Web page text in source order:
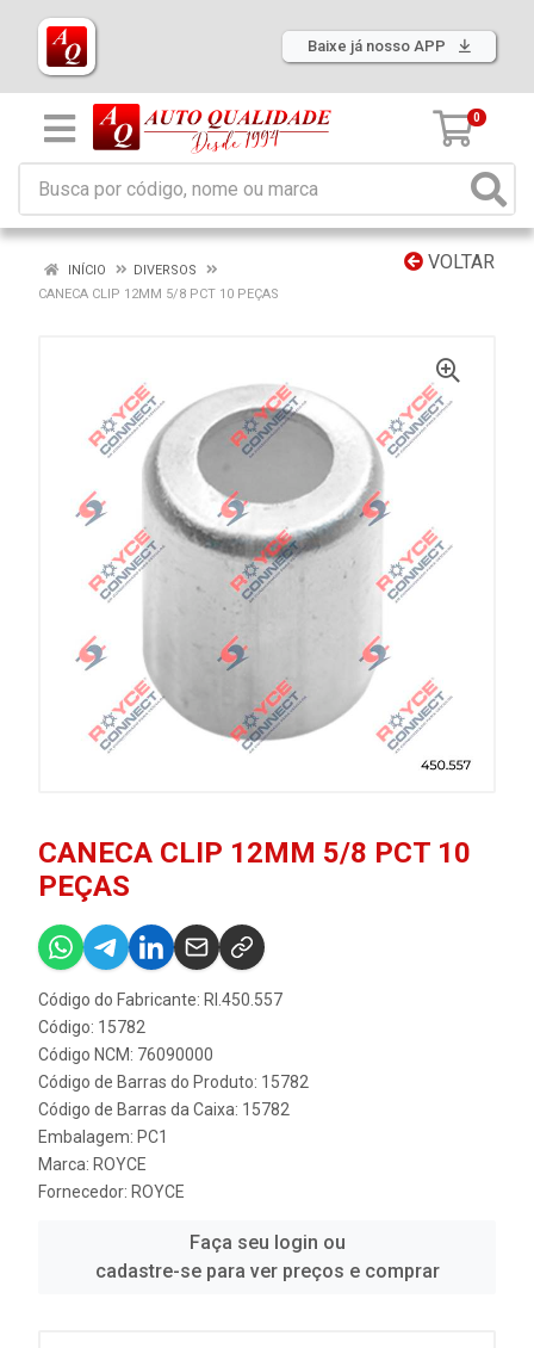
Baixe já nosso APP
0
VOLTAR
INÍCIO
DIVERSOS
CANECA CLIP 12MM 5/8 PCT 10 PEÇAS
CANECA CLIP 12MM 5/8 PCT 10
PEÇAS
Código do Fabricante: RI.450.557
Código: 15782
Código NCM: 76090000
Código de Barras do Produto: 15782
Código de Barras da Caixa: 15782
Embalagem: PC1
Marca: ROYCE
Fornecedor: ROYCE
Faça seu login ou
cadastre-se para ver preços e comprar